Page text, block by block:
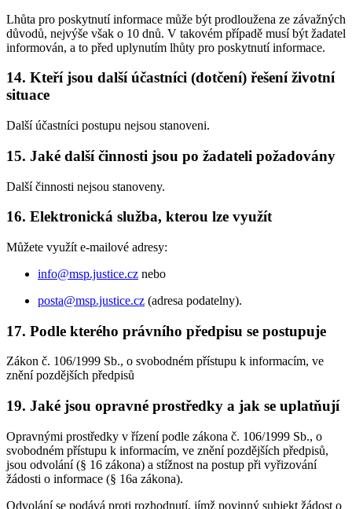
Lhůta pro poskytnutí informace může být prodloužena ze závažných
důvodů, nejvýše však o 10 dnů. V takovém případě musí být žadatel
informován, a to před uplynutím lhůty pro poskytnutí informace.
14. Kteří jsou další účastníci (dotčení) řešení životní
situace
Další účastníci postupu nejsou stanoveni.
15. Jaké další činnosti jsou po žadateli požadovány
Další činnosti nejsou stanoveny.
16. Elektronická služba, kterou lze využít
Můžete využít e-mailové adresy:
info@msp.justice.cz nebo
posta@msp.justice.cz (adresa podatelny).
17. Podle kterého právního předpisu se postupuje
Zákon č. 106/1999 Sb., o svobodném přístupu k informacím, ve
znění pozdějších předpisů
19. Jaké jsou opravné prostředky a jak se uplatňují
Opravnými prostředky v řízení podle zákona č. 106/1999 Sb., o
svobodném přístupu k informacím, ve znění pozdějších předpisů,
jsou odvolání (§ 16 zákona) a stížnost na postup při vyřizování
žádosti o informace (§ 16a zákona).
Odvoláníse podává proti rozhodnutí, jímž povinný subjekt žádost o